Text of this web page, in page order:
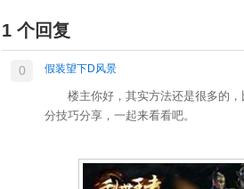
1 个回复
0 假装望下D风景
楼主你好，其实方法还是很多的，
分技巧分享，一起来看看吧。